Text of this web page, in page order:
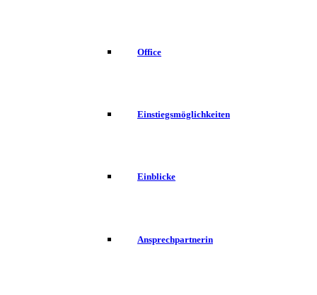
Office
Einstiegsmöglichkeiten
Einblicke
Ansprechpartnerin